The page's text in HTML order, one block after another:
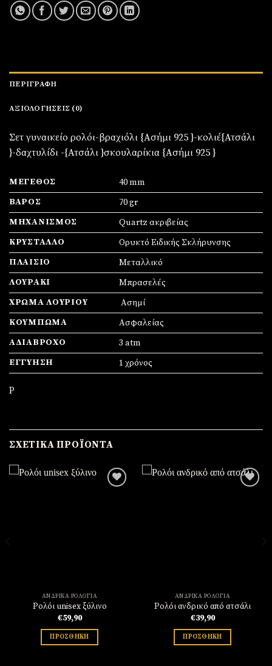
ΠΕΡΙΓΡΑΦΉ
ΑΞΙΟΛΟΓΉΣΕΙΣ (0)
Σετ γυναικείο ρολόι-βραχιόλι {Ασήμι 925 }-κολιέ{Ατσάλι
}-δαχτυλίδι -{Ατσάλι }σκουλαρίκια {Ασήμι 925 }
ΜΈΓΕΘΟΣ
40 mm
ΒΆΡΟΣ
70 gr
ΜΗΧΑΝΙΣΜΌΣ
Quartz ακριβείας
ΚΡΎΣΤΑΛΛΟ
Ορυκτό Ειδικής Σκλήρυνσης
ΠΛΑΊΣΙΟ
Mεταλλικό
ΛΟΥΡΆΚΙ
Μπρασελές
ΧΡΏΜΑ ΛΟΥΡΙΟΎ
Ασημί
ΚΟΎΜΠΩΜΑ
Ασφαλείας
ΑΔΙΆΒΡΟΧΟ
3 atm
ΕΓΓΎΗΣΗ
1 χρόνος
Ρ
ΣΧΕΤΙΚΆ ΠΡΟΪΌΝΤΑ
ΑΝΔΡΙΚΆ ΡΟΛΌΓΙΑ
Ρολόι unisex ξύλινο
€59,90
ΠΡΟΣΘΉΚΗ
ΑΝΔΡΙΚΆ ΡΟΛΌΓΙΑ
Ρολόι ανδρικό από ατσάλι
€39,90
ΠΡΟΣΘΉΚΗ